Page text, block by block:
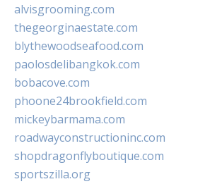
alvisgrooming.com
thegeorginaestate.com
blythewoodseafood.com
paolosdelibangkok.com
bobacove.com
phoone24brookfield.com
mickeybarmama.com
roadwayconstructioninc.com
shopdragonflyboutique.com
sportszilla.org